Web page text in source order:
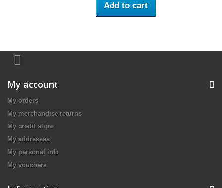
Add to cart
My account
My orders
My merchandise returns
My credit slips
My addresses
My personal info
My vouchers